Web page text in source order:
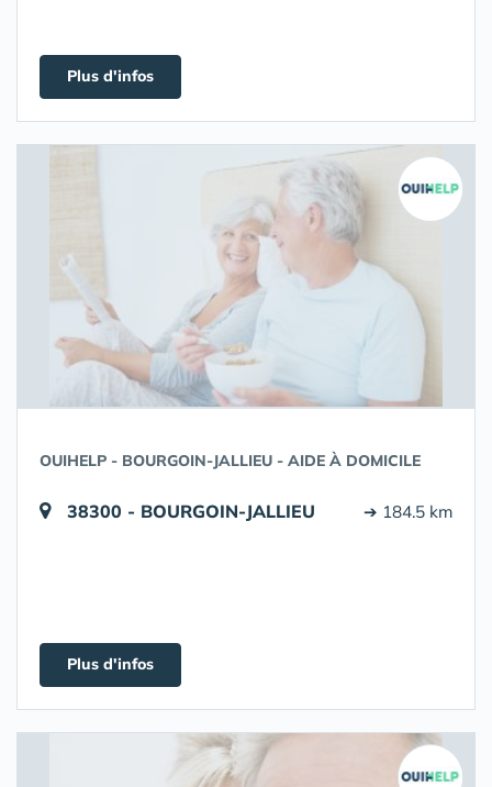
Plus d'infos
OUIHELP - BOURGOIN-JALLIEU - AIDE À DOMICILE
38300 - BOURGOIN-JALLIEU ➔ 184.5 km
Plus d'infos